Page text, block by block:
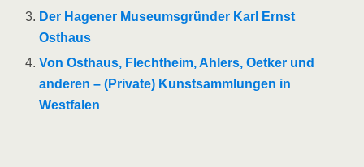
Der Hagener Museumsgründer Karl Ernst
Osthaus
Von Osthaus, Flechtheim, Ahlers, Oetker und
anderen – (Private) Kunstsammlungen in
Westfalen